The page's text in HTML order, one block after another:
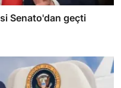
Senato'dan geçti